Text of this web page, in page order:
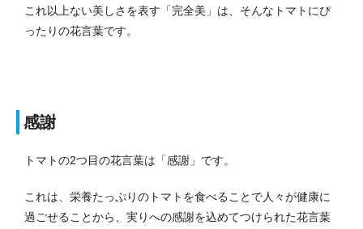
これ以上ない美しさを表す「完全美」は、そんなトマトにぴ
ったりの花言葉です。
感謝
トマトの2つ目の花言葉は「感謝」です。
これは、栄養たっぷりのトマトを食べることで人々が健康に
過ごせることから、実りへの感謝を込めてつけられた花言葉